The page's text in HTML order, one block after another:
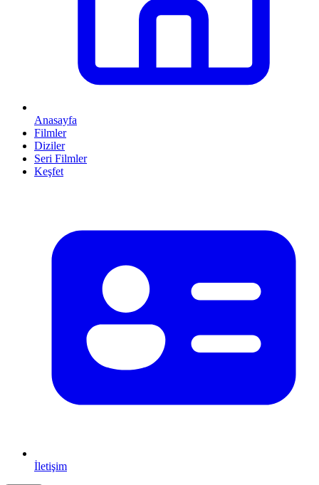
Anasayfa
Filmler
Diziler
Seri Filmler
Keşfet
İletişim